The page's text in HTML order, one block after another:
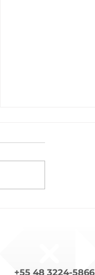
+55 48 3224-5866